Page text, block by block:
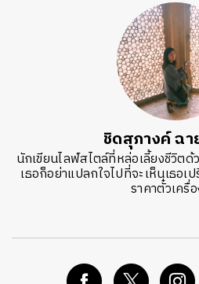
ชิดสุภางค์ ฉา
นักเขียนไลฟ์สไตล์ที่หล่อเลี้ยงชีวิตด้
เธอก็อย่าแปลกใจไปที่จะเห็นเธอ
ราคาตั๋วเครื่